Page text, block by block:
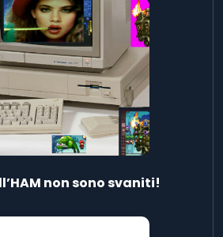
non sono svaniti!